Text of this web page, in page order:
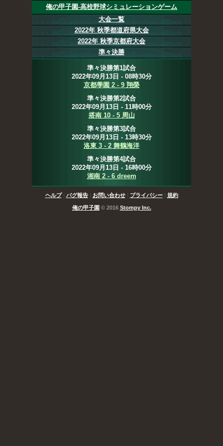
俺の甲子園-高校野球シミュレーションゲーム
大会一覧
2022年 秋季都道府県大会
2022年 秋季京都府大会
準々決勝
準々決勝第1試合
2022年09月13日 - 08時30分
京都學園 2 - 9 翔榮
準々決勝第2試合
2022年09月13日 - 11時00分
搭南 10 - 5 周山
準々決勝第3試合
2022年09月13日 - 13時30分
洛東 3 - 2 舞鶴海洋
準々決勝第4試合
2022年09月13日 - 16時00分
湘南 2 - 6 dreem
ヘルプ| バグ報告| お問い合わせ| プライバシー| 規約
俺の甲子園 © 2016 Stompy Inc.